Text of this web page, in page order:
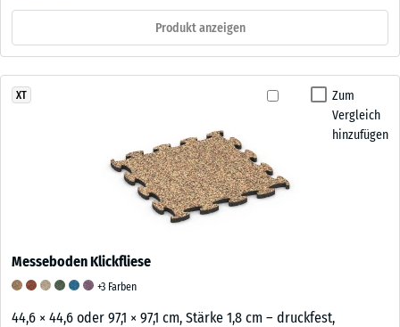
Produkt anzeigen
Zum
Vergleich
hinzufügen
XT
Messeboden Klickfliese
+3 Farben
44,6 × 44,6 oder 97,1 × 97,1 cm, Stärke 1,8 cm – druckfest,